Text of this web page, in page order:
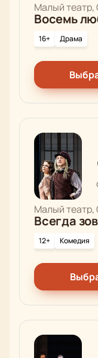
Малый
Восемь
16+ Драма
Малый
Всегда
12+ Комедия